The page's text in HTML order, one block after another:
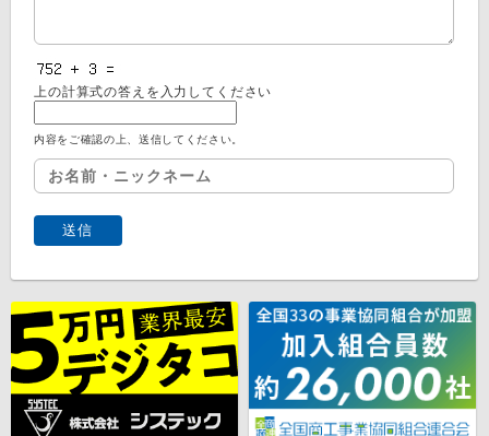
上の計算式の答えを入力してください
内容をご確認の上、送信してください。